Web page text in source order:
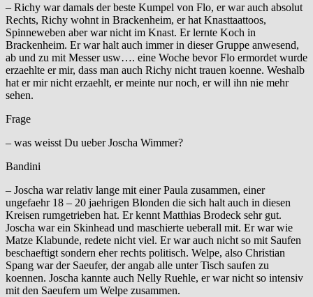
– Richy war damals der beste Kumpel von Flo, er war auch absolut
Rechts, Richy wohnt in Brackenheim, er hat Knasttaattoos,
Spinneweben aber war nicht im Knast. Er lernte Koch in
Brackenheim. Er war halt auch immer in dieser Gruppe anwesend,
ab und zu mit Messer usw…. eine Woche bevor Flo ermordet wurde
erzaehlte er mir, dass man auch Richy nicht trauen koenne. Weshalb
hat er mir nicht erzaehlt, er meinte nur noch, er will ihn nie mehr
sehen.
Frage
– was weisst Du ueber Joscha Wimmer?
Bandini
– Joscha war relativ lange mit einer Paula zusammen, einer
ungefaehr 18 – 20 jaehrigen Blonden die sich halt auch in diesen
Kreisen rumgetrieben hat. Er kennt Matthias Brodeck sehr gut.
Joscha war ein Skinhead und maschierte ueberall mit. Er war wie
Matze Klabunde, redete nicht viel. Er war auch nicht so mit Saufen
beschaeftigt sondern eher rechts politisch. Welpe, also Christian
Spang war der Saeufer, der angab alle unter Tisch saufen zu
koennen. Joscha kannte auch Nelly Ruehle, er war nicht so intensiv
mit den Saeufern um Welpe zusammen.